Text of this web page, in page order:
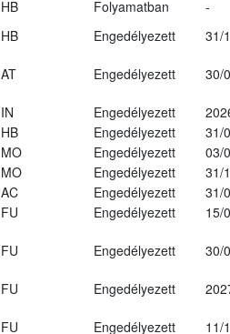
HB Folyamatban
-
HB Engedélyezett
31/
AT Engedélyezett 30/
IN Engedélyezett
HB Engedélyezett
31/
MO Engedélyezett
03/
MO Engedélyezett
31/
AC Engedélyezett
31/
FU Engedélyezett
15/
FU Engedélyezett 30/
FU Engedélyezett
FU Engedélyezett 11/